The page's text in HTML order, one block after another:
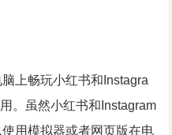
上畅玩小红书和Instagra
。虽然小红书和Instagram
用模拟器或者网页版在电